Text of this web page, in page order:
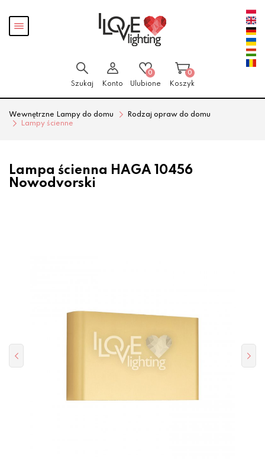
Pokaż
menu
Szukaj Konto
0
Ulubione
0
Koszyk
Wewnętrzne Lampy do domu
Rodzaj opraw do domu
Lampy ścienne
Lampa ścienna HAGA 10456
Nowodvorski